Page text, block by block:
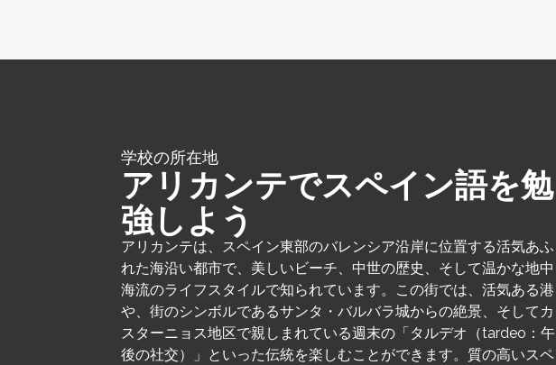
学校の所在地
アリカンテでスペイン語を勉
強しよう
アリカンテは、スペイン東部のバレンシア沿岸に位置する活気あふ
れた海沿い都市で、美しいビーチ、中世の歴史、そして温かな地中
海流のライフスタイルで知られています。この街では、活気ある港
や、街のシンボルであるサンタ・バルバラ城からの絶景、そしてカ
スターニョス地区で親しまれている週末の「タルデオ（tardeo：午
後の社交）」といった伝統を楽しむことができます。質の高いスペ